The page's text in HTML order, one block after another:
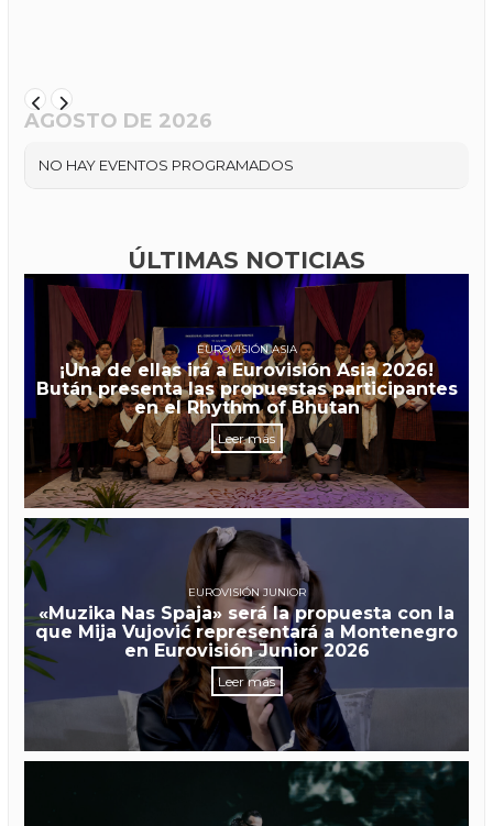
AGOSTO DE 2026
NO HAY EVENTOS PROGRAMADOS
ÚLTIMAS NOTICIAS
EUROVISIÓN ASIA
¡Una de ellas irá a Eurovisión Asia 2026!
Bután presenta las propuestas participantes
en el Rhythm of Bhutan
Leer más
EUROVISIÓN JUNIOR
«Muzika Nas Spaja» será la propuesta con la
que Mija Vujović representará a Montenegro
en Eurovisión Junior 2026
Leer más